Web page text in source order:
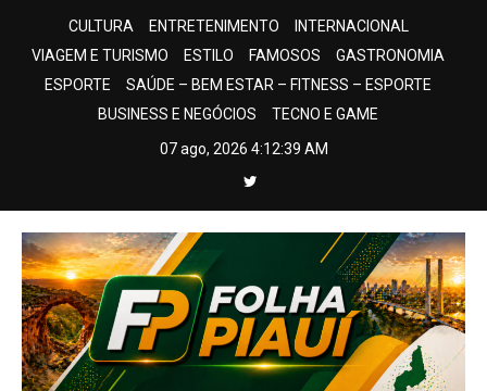
CULTURA ENTRETENIMENTO
INTERNACIONAL
VIAGEM E TURISMO
ESTILO FAMOSOS
GASTRONOMIA
ESPORTE
SAÚDE – BEM ESTAR – FITNESS – ESPORTE
BUSINESS E NEGÓCIOS
TECNO E GAME
07 ago, 2026 4:12:40 AM